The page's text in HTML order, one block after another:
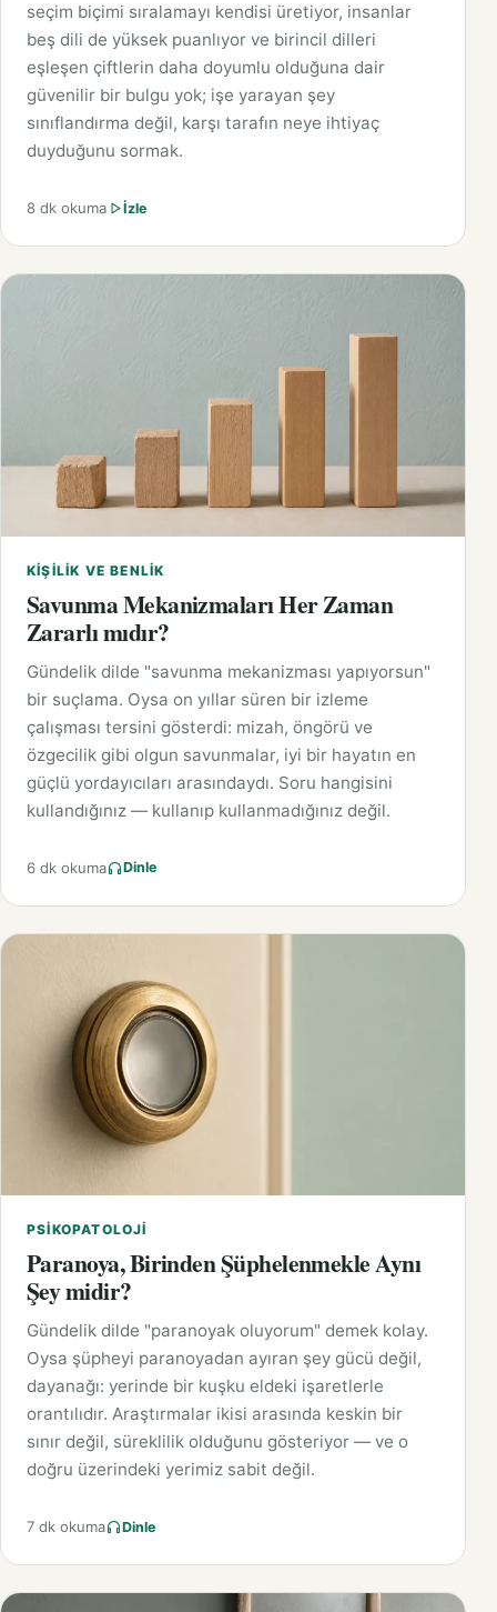
seçim biçimi sıralamayı kendisi üretiyor, insanlar
beş dili de yüksek puanlıyor ve birincil dilleri
eşleşen çiftlerin daha doyumlu olduğuna dair
güvenilir bir bulgu yok; işe yarayan şey
sınıflandırma değil, karşı tarafın neye ihtiyaç
duyduğunu sormak.
8 dk okuma İzle
KIŞILIK VE BENLIK
Savunma Mekanizmaları Her Zaman
Zararlı mıdır?
Gündelik dilde "savunma mekanizması yapıyorsun"
bir suçlama. Oysa on yıllar süren bir izleme
çalışması tersini gösterdi: mizah, öngörü ve
özgecilik gibi olgun savunmalar, iyi bir hayatın en
güçlü yordayıcıları arasındaydı. Soru hangisini
kullandığınız — kullanıp kullanmadığınız değil.
6 dk okuma Dinle
PSIKOPATOLOJI
Paranoya, Birinden Şüphelenmekle Aynı
Şey midir?
Gündelik dilde "paranoyak oluyorum" demek kolay.
Oysa şüpheyi paranoyadan ayıran şey gücü değil,
dayanağı: yerinde bir kuşku eldeki işaretlerle
orantılıdır. Araştırmalar ikisi arasında keskin bir
sınır değil, süreklilik olduğunu gösteriyor — ve o
doğru üzerindeki yerimiz sabit değil.
7 dk okuma Dinle